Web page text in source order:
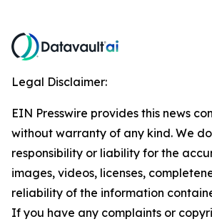
Legal Disclaimer:
EIN Presswire provides this news
without warranty of any kind. We
responsibility or liability for the
images, videos, licenses,
reliability of the information
If you have any complaints or